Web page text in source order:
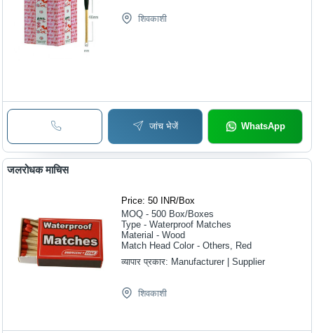
शिवकाशी
जांच भेजें WhatsApp
जलरोधक माचिस
Price: 50 INR/Box
MOQ - 500 Box/Boxes
Type - Waterproof Matches
Material - Wood
Match Head Color - Others, Red
व्यापार प्रकार: Manufacturer | Supplier
शिवकाशी